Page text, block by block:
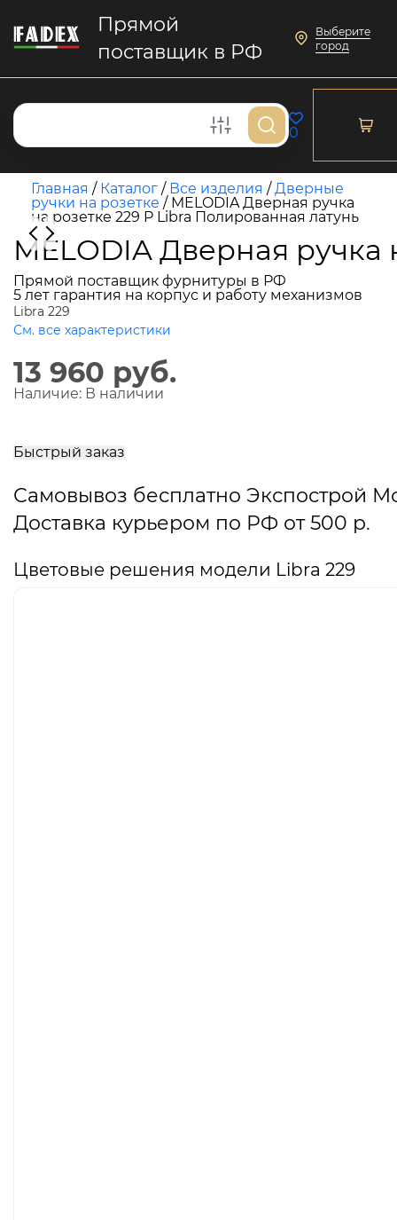
Прямой
поставщик в РФ
Выберите
город
0
Главная / Каталог / Все изделия /Дверные
ручки на розетке / MELODIA Дверная ручка
на розетке 229 P Libra Полированная латунь
MELODIA Дверная ручка
Прямой поставщик фурнитуры в РФ
5 лет гарантия на корпус и работу механизмов
Libra 229
См. все характеристики
13 960 руб.
Наличие: В наличии
Быстрый заказ
Самовывоз бесплатно Экспострой
Доставка курьером по РФ от 500 р.
Цветовые решения модели Libra 229